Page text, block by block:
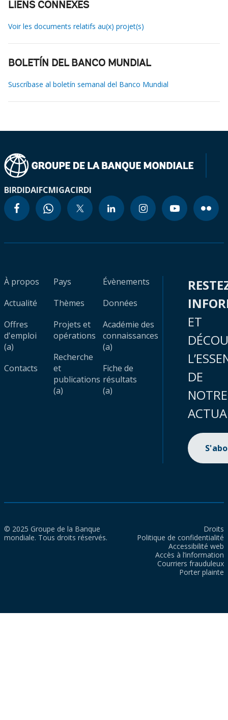
LIENS CONNEXES
Voir les documents relatifs au(x) projet(s)
BOLETÍN DEL BANCO MUNDIAL
Suscríbase al boletín semanal del Banco Mundial
BIRDIDAIFCMIGACIRDI
À propos
Actualité
Offres
d'emploi
(a)
Contacts
Pays
Thèmes
Projets et
opérations
Recherche
et
publications
(a)
Évènements
Données
Académie des
connaissances
(a)
Fiche de
résultats
(a)
ET
DE
NOTRE
© 2025 Groupe de la Banque
mondiale. Tous droits réservés.
Droits
Politique de confidentialité
Accessibilité web
Accès à l’information
Courriers frauduleux
Porter plainte